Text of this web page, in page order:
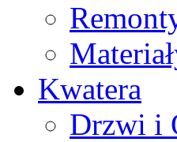
Kwatera
Drzwi i